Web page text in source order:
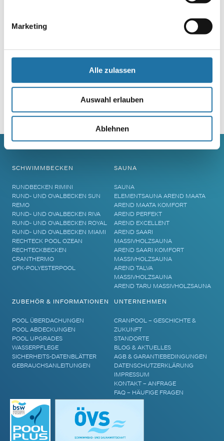
Marketing
Alle zulassen
Auswahl erlauben
Ablehnen
Alternative:
SCHWIMMBECKEN
RUNDBECKEN RIMINI
RUND- UND OVALBECKEN SUN
REMO
RUND- UND OVALBECKEN RIVA
RUND- UND OVALBECKEN ROYAL
RUND- UND OVALBECKEN MIAMI
RECHTECK POOL OZEAN
RECHTECKBECKEN
CRANTHERMO
GFK-POLYESTERPOOL
SAUNA
SAUNA
ELEMENTSAUNA AREND MAATA
AREND MAATA KOMFORT
AREND PERFEKT
AREND EXCELLENT
AREND SAARI
MASSIVHOLZSAUNA
AREND SAARI KOMFORT
MASSIVHOLZSAUNA
AREND TALVA
MASSIVHOLZSAUNA
AREND TARU MASSIVHOLZSAUNA
ZUBEHÖR & INFORMATIONEN
POOL ÜBERDACHUNGEN
POOL ABDECKUNGEN
POOL UPGRADES
WASSERPFLEGE
SICHERHEITS-DATENBLÄTTER
GEBRAUCHSANLEITUNGEN
UNTERNEHMEN
CRANPOOL – GESCHICHTE &
ZUKUNFT
STANDORTE
BLOG & AKTUELLES
AGB & GARANTIEBEDINGUNGEN
DATENSCHUTZERKLÄRUNG
IMPRESSUM
KONTAKT – ANFRAGE
FAQ – HÄUFIGE FRAGEN